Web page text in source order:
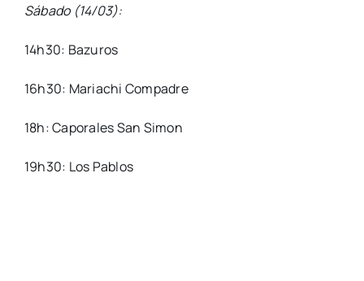
Sábado (14/03):
14h30: Bazuros
16h30: Mariachi Compadre
18h: Caporales San Simon
19h30: Los Pablos